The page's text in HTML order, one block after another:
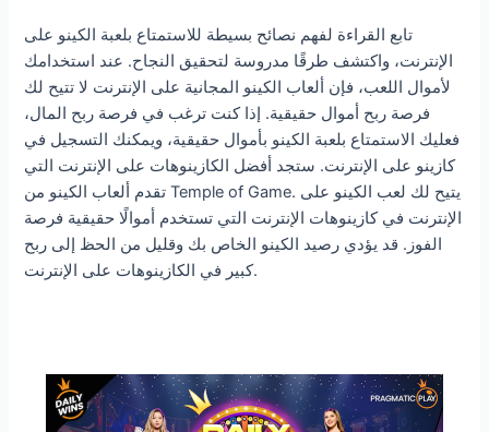
تابع القراءة لفهم نصائح بسيطة للاستمتاع بلعبة الكينو على
الإنترنت، واكتشف طرقًا مدروسة لتحقيق النجاح. عند استخدامك
لأموال اللعب، فإن ألعاب الكينو المجانية على الإنترنت لا تتيح لك
فرصة ربح أموال حقيقية. إذا كنت ترغب في فرصة ربح المال،
فعليك الاستمتاع بلعبة الكينو بأموال حقيقية، ويمكنك التسجيل في
كازينو على الإنترنت. ستجد أفضل الكازينوهات على الإنترنت التي
تقدم ألعاب الكينو من Temple of Game. يتيح لك لعب الكينو على
الإنترنت في كازينوهات الإنترنت التي تستخدم أموالًا حقيقية فرصة
الفوز. قد يؤدي رصيد الكينو الخاص بك وقليل من الحظ إلى ربح
كبير في الكازينوهات على الإنترنت.